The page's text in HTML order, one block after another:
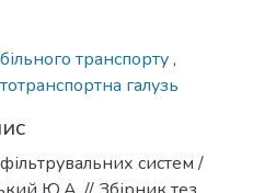
транспорту,
галузь
систем /